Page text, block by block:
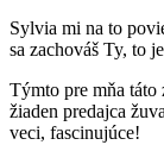
Sylvia mi na to
sa zachováš Ty, to
Týmto pre mňa táto
žiaden predajca
veci, fascinujúce!